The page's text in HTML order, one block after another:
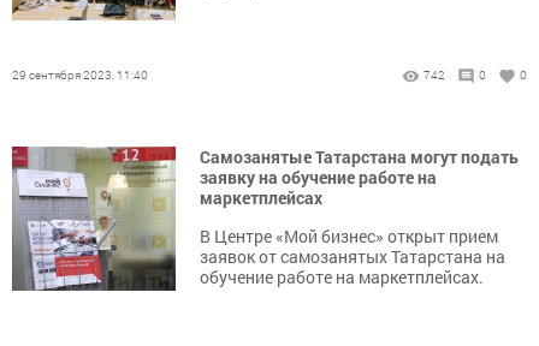
29 сентября 2023, 11:40 742 0 0
Самозанятые Татарстана могут подать
заявку на обучение работе на
маркетплейсах
В Центре «Мой бизнес» открыт прием
заявок от самозанятых Татарстана на
обучение работе на маркетплейсах.